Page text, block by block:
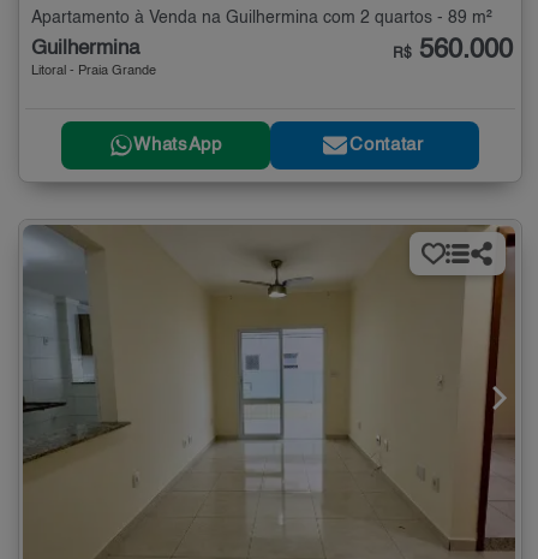
Apartamento à Venda na Guilhermina com 2 quartos - 89 m²
Guilhermina
Litoral - Praia Grande
R$ 560.000
WhatsApp Contatar